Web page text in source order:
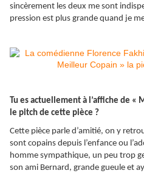
sincèrement les deux me sont
pression est plus grande quand je
Tu es actuellement à l’affiche de
le pitch de cette pièce ?
Cette pièce parle d’amitié, on y
sont copains depuis l’enfance ou
homme sympathique, un peu trop
son ami Bernard, grande gueule et